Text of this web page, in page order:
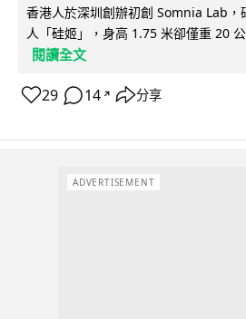
香港人於深圳創辦初創 Somnia Lab，
人「硅姬」，身高 1.75 米卻僅重 20
閱讀全文
29 14 ↗ 分享
ADVERTISEMENT